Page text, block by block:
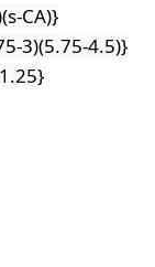
CA)}
3)(5.75-4.5)}
1.25}